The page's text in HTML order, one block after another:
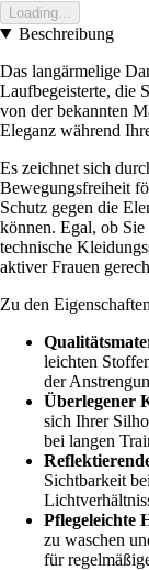
Loading...
Beschreibung
Das langärmelige
Laufbegeisterte, die
von der bekannten
Eleganz während
Es zeichnet sich
Bewegungsfreiheit
Schutz gegen die
können. Egal, ob Sie
technische
aktiver Frauen
Zu den
leichten
der
Überlegener
sich Ihrer
bei langen
Sichtbarkeit
Pflegeleichte
zu waschen
für